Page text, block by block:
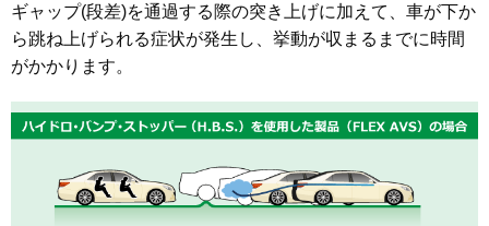
ギャップ(段差)を通過する際の突き上げに加えて、車が下か
ら跳ね上げられる症状が発生し、挙動が収まるまでに時間
がかかります。